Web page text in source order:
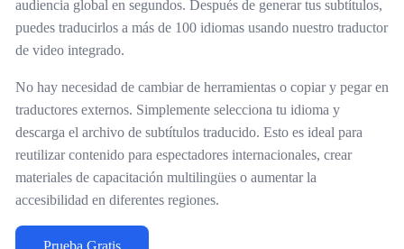
audiencia global en segundos. Después de generar tus subtítulos,
puedes traducirlos a más de 100 idiomas usando nuestro traductor
de video integrado.
No hay necesidad de cambiar de herramientas o copiar y pegar en
traductores externos. Simplemente selecciona tu idioma y
descarga el archivo de subtítulos traducido. Esto es ideal para
reutilizar contenido para espectadores internacionales, crear
materiales de capacitación multilingües o aumentar la
accesibilidad en diferentes regiones.
Prueba Gratis